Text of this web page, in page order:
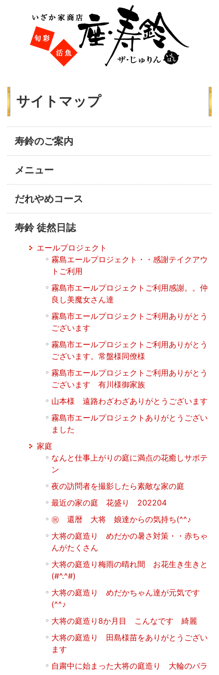
サイトマップ
寿鈴のご案内
メニュー
だれやめコース
寿鈴 徒然日誌
エールプロジェクト
霧島エールプロジェクト・・感謝テイクアウ
トご利用
霧島市エールプロジェクトご利用感謝。。仲
良し美魔女さん達
霧島市エールプロジェクトご利用ありがとう
ございます
霧島市エールプロジェクトご利用ありがとう
ございます。常盤様同僚様
霧島市エールプロジェクトご利用ありがとう
ございます 有川様御家族
山本様 遠路わざわざありがとうございます
霧島市エールプロジェクトありがとうござい
ました
家庭
なんと仕事上がりの庭に満点の花癒しサボテ
ン
夜の訪問者を撮影したら素敵な家の庭
最近の家の庭 花盛り 202204
㊗ 還暦 大将 娘達からの気持ち(^^♪
大将の庭造り めだかの暑さ対策・・赤ちゃ
んがたくさん
大将の庭造り梅雨の晴れ間 お花生き生きと
(#^.^#)
大将の庭造り めだかちゃん達が元気です
(^^♪
大将の庭造り8か月目 こんなです 綺麗
大将の庭造り 田島様苗をありがとうござい
ます
自粛中に始まった大将の庭造り 大輪のバラ